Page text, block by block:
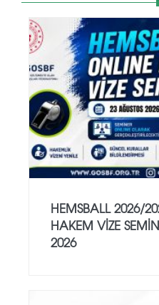
HEMSBALL 2026/
HAKEM VİZE
2026